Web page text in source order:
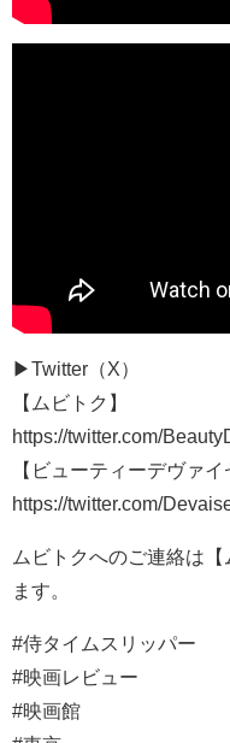
▶Twitter（X）
【ムビトク】
https://twitter.com/
【ビューティーデヴァ
https://twitter.com/
ムビトクへのご連絡は
ます。
#侍タイムスリッパー
#映画レビュー
#映画館